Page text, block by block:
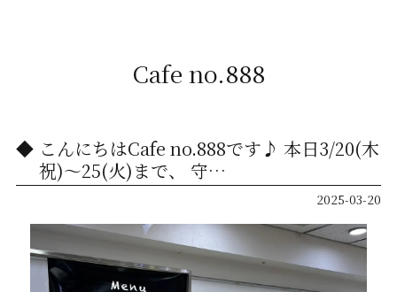
Cafe no.888
こんにちはCafe no.888です♪ 本日3/20(木
祝)〜25(火)まで、 守…
2025-03-20